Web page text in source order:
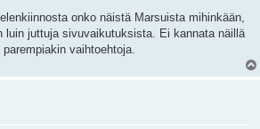
onko näistä Marsuista mihinkään,
luin juttuja sivuvaikutuksista. Ei kannata näillä
vaihtoehtoja.